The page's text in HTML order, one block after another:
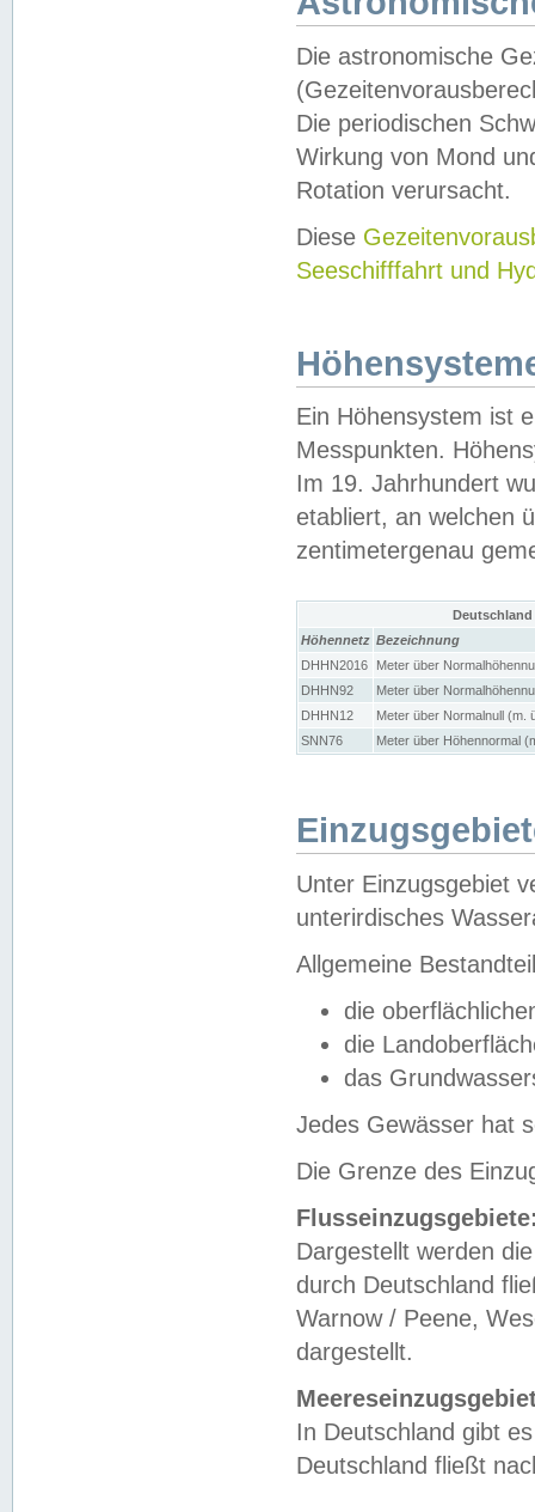
Die astronomische
Die periodischen
Wirkung von Mond
Rotation verursacht.
Diese
Seeschifffahrt und
Ein Höhensystem ist
Messpunkten.
Im 19. Jahrhundert
etabliert, an welchen
zentimetergenau
Höhennetz Bezeichnung
DHHN2016
Meter über
DHHN92
Meter über
DHHN12
Meter über Normalnull (m.
SNN76
Meter über Höhennormal
Unter Einzugsgebiet
unterirdisches
Allgemeine
die
die
das
Jedes Gewässer hat
Die Grenze des
Dargestellt werden
durch Deutschland
Warnow / Peene,
dargestellt.
In Deutschland gibt
Deutschland fließt